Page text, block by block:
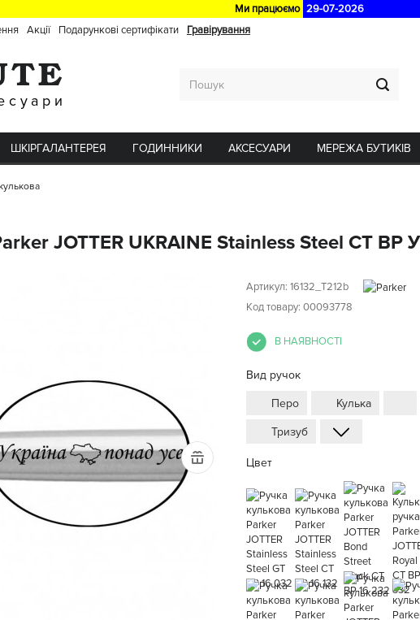
Ми працюємо 29-07-2026
Акції Подарункові сертифікати Гравірування
ШКІРГАЛАНТЕРЕЯ ГОДИННИКИ АКСЕСУАРИ МЕРЕЖА БУТИКІВ
JOTTER UKRAINE Stainless Steel CT BP
Артикул: 16132_T212b
Код товару: 00093778
В НАЯВНОСТІ
Вид ручок
Перо Кулька
Тризуб
Цвет